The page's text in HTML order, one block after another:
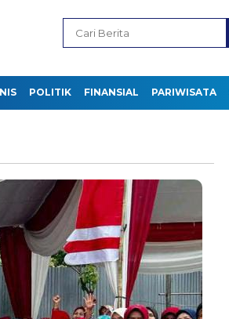
POLITIK FINANSIAL PARIWISATA